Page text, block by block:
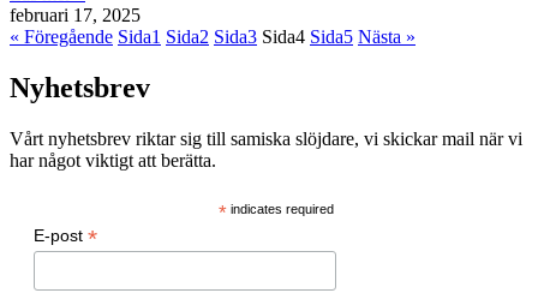
februari 17, 2025
« Föregående Sida1 Sida2 Sida3 Sida4 Sida5 Nästa »
Nyhetsbrev
Vårt nyhetsbrev riktar sig till samiska slöjdare, vi skickar mail när vi
har något viktigt att berätta.
*indicates required
E-post *